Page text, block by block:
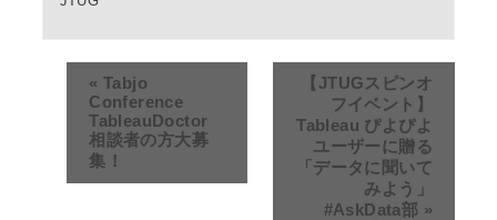
« Tabjo
Conference
TableauDoctor
相談者の方大募
集！
【JTUGスピンオ
フイベント】
Tableau ぴよぴよ
ユーザーに贈る
「データに聞いて
みよう」
#AskData部 »